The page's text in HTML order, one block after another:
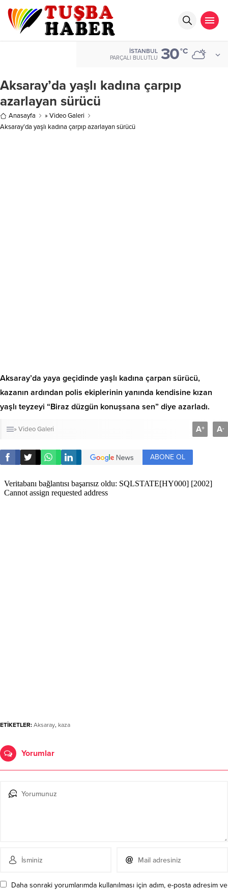
İSTANBUL
PARÇALI BULUTLU 30°C
Aksaray’da yaşlı kadına çarpıp
azarlayan sürücü
Anasayfa
» Video Galeri
Aksaray’da yaşlı kadına çarpıp azarlayan sürücü
Aksaray’da yaya geçidinde yaşlı kadına çarpan sürücü,
kazanın ardından polis ekiplerinin yanında kendisine kızan
yaşlı teyzeyi “Biraz düzgün konuşsana sen” diye azarladı.
» Video Galeri A+ A-
ABONE OL
ETİKETLER: Aksaray, kaza
Yorumlar
Daha sonraki yorumlarımda kullanılması için adım, e-posta adresim ve